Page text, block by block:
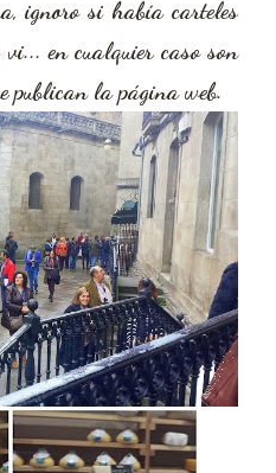
ignoro si había carteles
en cualquier caso son
publican la página web.